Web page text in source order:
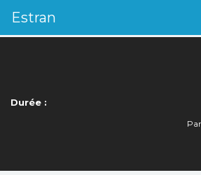
Estran
Durée :